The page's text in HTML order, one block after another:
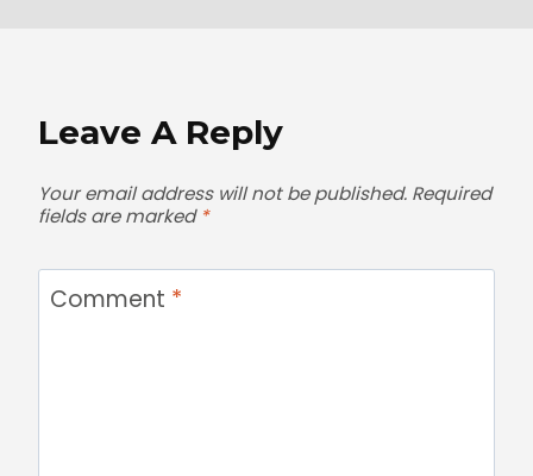
Leave A Reply
Your email address will not be published. Required
fields are marked *
Comment *